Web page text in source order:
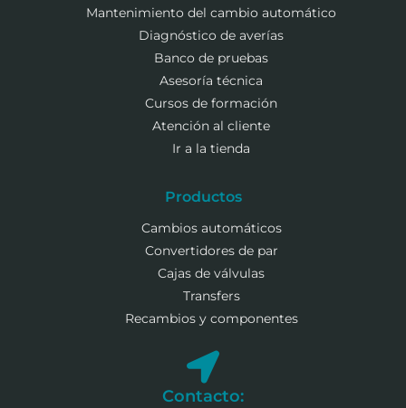
Mantenimiento del cambio automático
Diagnóstico de averías
Banco de pruebas
Asesoría técnica
Cursos de formación
Atención al cliente
Ir a la tienda
Productos
Cambios automáticos
Convertidores de par
Cajas de válvulas
Transfers
Recambios y componentes
Contacto: